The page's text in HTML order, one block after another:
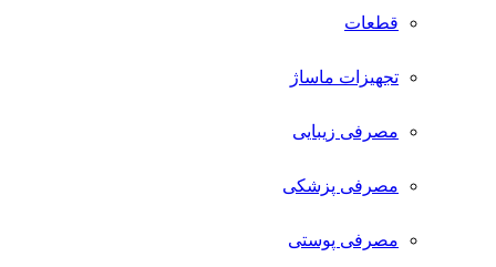
قطعات
تجهیزات ماساژ
مصرفی زیبایی
مصرفی پزشکی
مصرفی پوستی